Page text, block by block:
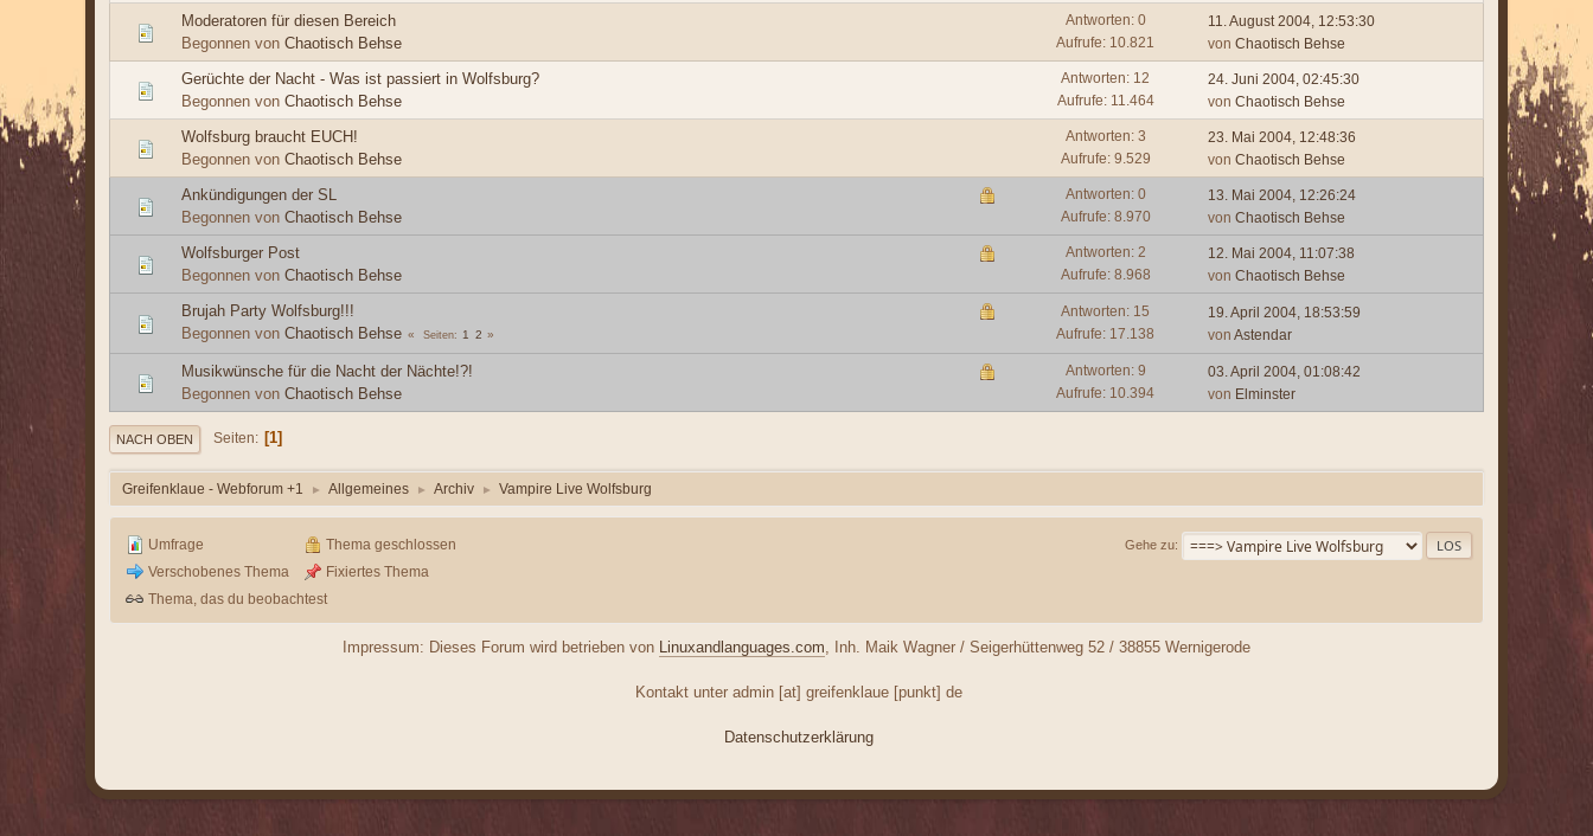
Moderatoren für diesen Bereich
Begonnen von Chaotisch Behse
Antworten: 0
Aufrufe: 10.821
11. August 2004, 12:53:30
vonChaotisch Behse
Gerüchte der Nacht - Was ist passiert in Wolfsburg?
Begonnen von Chaotisch Behse
Antworten: 12
Aufrufe: 11.464
24. Juni 2004, 02:45:30
vonChaotisch Behse
Wolfsburg braucht EUCH!
Begonnen von Chaotisch Behse
Antworten: 3
Aufrufe: 9.529
23. Mai 2004, 12:48:36
vonChaotisch Behse
Ankündigungen der SL
Begonnen von Chaotisch Behse
Antworten: 0
Aufrufe: 8.970
13. Mai 2004, 12:26:24
vonChaotisch Behse
Wolfsburger Post
Begonnen von Chaotisch Behse
Antworten: 2
Aufrufe: 8.968
12. Mai 2004, 11:07:38
vonChaotisch Behse
Brujah Party Wolfsburg!!!
Begonnen von Chaotisch Behse Seiten 1 2
Antworten: 15
Aufrufe: 17.138
19. April 2004, 18:53:59
vonAstendar
Musikwünsche für die Nacht der Nächte!?!
Begonnen von Chaotisch Behse
Antworten: 9
Aufrufe: 10.394
03. April 2004, 01:08:42
von Elminster
NACH OBEN Seiten 1
Greifenklaue - Webforum +1 ► Allgemeines ► Archiv ► Vampire Live Wolfsburg
Gehe zu
Umfrage
Verschobenes Thema
Thema geschlossen
Fixiertes Thema
Thema, das du beobachtest
Impressum: Dieses Forum wird betrieben von Linuxandlanguages.com , Inh. Maik Wagner / Seigerhüttenweg 52 / 38855 Wernigerode
Kontakt unter admin [at] greifenklaue [punkt] de
Datenschutzerklärung